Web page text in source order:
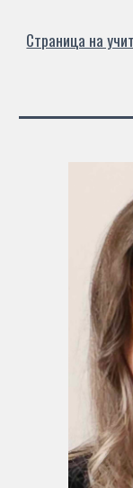
Страница на